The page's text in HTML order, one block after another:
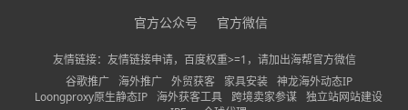
请确保您填写的联系方式无误，以便我们第一时间联系到
官方公众号 官方微信
友情链接：友情链接申请，百度权重>=1，请加出海帮官方微信
谷歌推广
海外推广 外贸获客 家具安装
神龙海外动态IP
Loongproxy原生静态IP 海外获客工具 跨境卖家参谋 独立站网站建设